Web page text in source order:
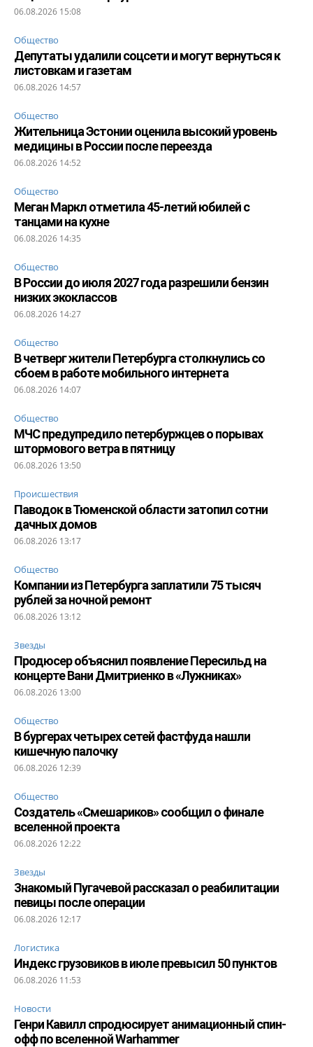
06.08.2026 15:08
Общество
Депутаты удалили соцсети и могут вернуться к
листовкам и газетам
06.08.2026 14:57
Общество
Жительница Эстонии оценила высокий уровень
медицины в России после переезда
06.08.2026 14:52
Общество
Меган Маркл отметила 45-летий юбилей с
танцами на кухне
06.08.2026 14:35
Общество
В России до июля 2027 года разрешили бензин
низких экоклассов
06.08.2026 14:27
Общество
В четверг жители Петербурга столкнулись со
сбоем в работе мобильного интернета
06.08.2026 14:07
Общество
МЧС предупредило петербуржцев о порывах
штормового ветра в пятницу
06.08.2026 13:50
Происшествия
Паводок в Тюменской области затопил сотни
дачных домов
06.08.2026 13:17
Общество
Компании из Петербурга заплатили 75 тысяч
рублей за ночной ремонт
06.08.2026 13:12
Звезды
Продюсер объяснил появление Пересильд на
концерте Вани Дмитриенко в «Лужниках»
06.08.2026 13:00
Общество
В бургерах четырех сетей фастфуда нашли
кишечную палочку
06.08.2026 12:39
Общество
Создатель «Смешариков» сообщил о финале
вселенной проекта
06.08.2026 12:22
Звезды
Знакомый Пугачевой рассказал о реабилитации
певицы после операции
06.08.2026 12:17
Логистика
Индекс грузовиков в июле превысил 50 пунктов
06.08.2026 11:53
Новости
Генри Кавилл спродюсирует анимационный спин-
офф по вселенной Warhammer